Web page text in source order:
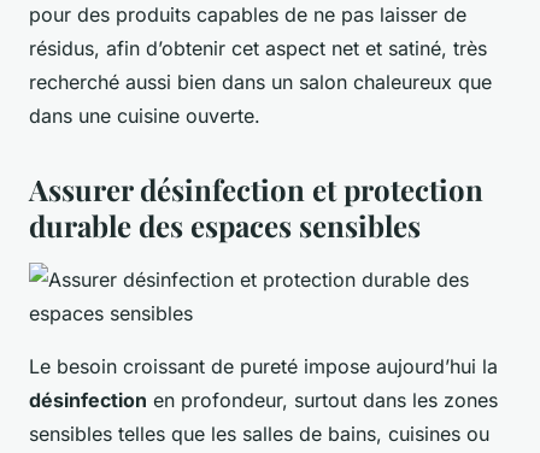
pour des produits capables de ne pas laisser de
résidus, afin d’obtenir cet aspect net et satiné, très
recherché aussi bien dans un salon chaleureux que
dans une cuisine ouverte.
Assurer désinfection et protection
durable des espaces sensibles
Le besoin croissant de pureté impose aujourd’hui la
désinfection en profondeur, surtout dans les zones
sensibles telles que les salles de bains, cuisines ou